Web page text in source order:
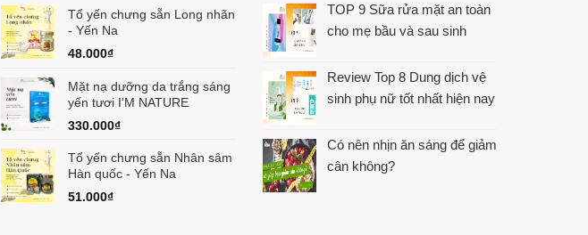
Tổ yến chưng sẵn Long nhãn
- Yến Na
48.000₫
Mặt nạ dưỡng da trắng sáng
yến tươi I'M NATURE
330.000₫
Tổ yến chưng sẵn Nhân sâm
Hàn quốc - Yến Na
51.000₫
TOP 9 Sữa rửa mặt an toàn
cho mẹ bầu và sau sinh
Review Top 8 Dung dịch vệ
sinh phụ nữ tốt nhất hiện nay
Có nên nhịn ăn sáng để giảm
cân không?